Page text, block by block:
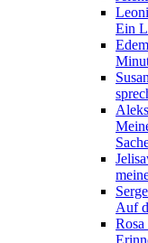
Ein
Auf